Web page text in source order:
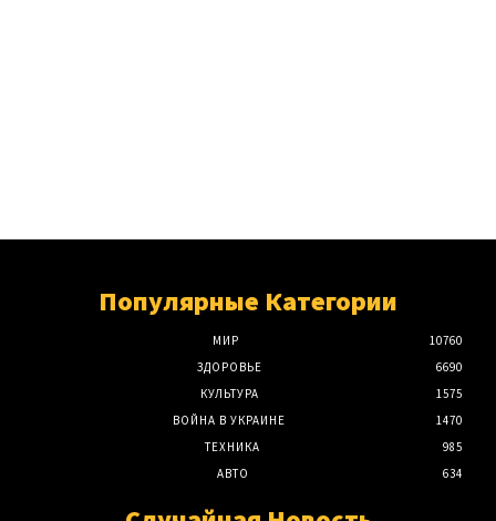
Популярные Категории
МИР
10760
ЗДОРОВЬЕ
6690
КУЛЬТУРА
1575
ВОЙНА В УКРАИНЕ
1470
ТЕХНИКА
985
АВТО
634